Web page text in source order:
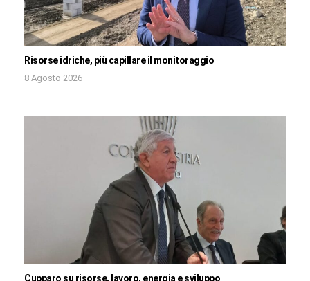
Risorse idriche, più capillare il monitoraggio
8 Agosto 2026
Cupparo su risorse, lavoro, energia e sviluppo